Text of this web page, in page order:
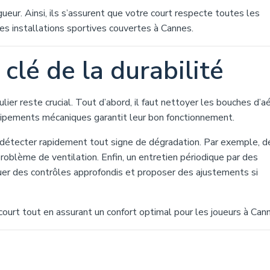
Ainsi, ils s’assurent que votre court respecte toutes les
installations sportives couvertes à Cannes.
de la durabilité
reste crucial. Tout d’abord, il faut nettoyer les bouches
mécaniques garantit leur bon fonctionnement.
rapidement tout signe de dégradation. Par exemple,
de ventilation. Enfin, un entretien périodique par des
des contrôles approfondis et proposer des ajustements si
tout en assurant un confort optimal pour les joueurs à